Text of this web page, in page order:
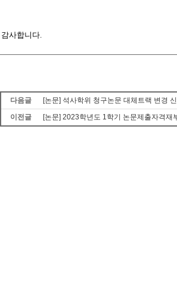
감사합니다.
다음글
[논문] 석사학위 청구논문 대체트랙 변경
이전글
[논문] 2023학년도 1학기 논문제출자격재